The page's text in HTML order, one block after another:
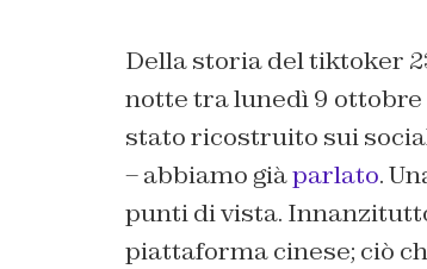
Della storia del tiktoker
notte tra lunedì 9 ottobre
stato ricostruito sui
– abbiamo giàparlato.
punti di vista.
piattaforma cinese; ciò